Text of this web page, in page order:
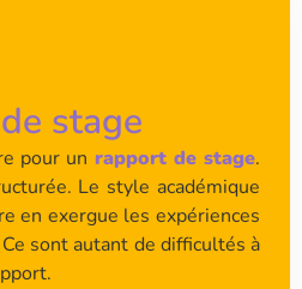
stage
pour un rapport de stage.
Le style académique
en exergue les expériences
sont autant de difficultés à